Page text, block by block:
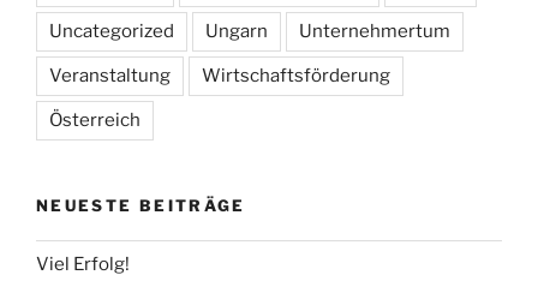
Uncategorized Ungarn Unternehmertum
Veranstaltung Wirtschaftsförderung
Österreich
NEUESTE BEITRÄGE
Viel Erfolg!